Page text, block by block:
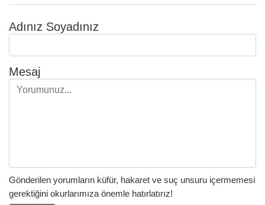
Adınız Soyadınız
Mesaj
Gönderilen yorumların küfür, hakaret ve suç unsuru içermemesi
gerektiğini okurlarımıza önemle hatırlatırız!